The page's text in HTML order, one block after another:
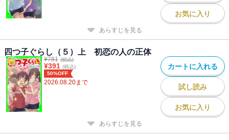
お気に入り
あらすじを見る
四つ子ぐらし（５）上 初恋の人の正体
¥781 (税込)
¥391 (税込)
50%OFF
2026.08.20まで
カートに入れる
試し読み
お気に入り
あらすじを見る